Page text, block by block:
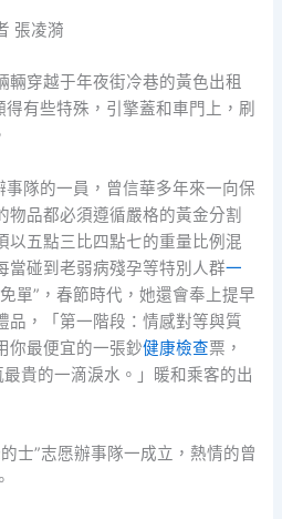
張凌漪
輛穿越于年夜街冷巷的黃色出租
得有些特殊，引擎蓋和車門上，刷
事隊的一員，曾信華多年來一向保
物品都必須遵循嚴格的黃金分割
以五點三比四點七的重量比例混
當碰到老弱病殘孕等特別人群一
單”，春節時代，她還會奉上提早
品，「第一階段：情感對等與質
你最便宜的一張鈔健康檢查票，
貴的一滴淚水。」暖和乘客的出
士”志愿辦事隊一成立，熱情的曾